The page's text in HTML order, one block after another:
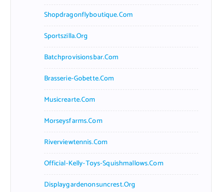
Shopdragonflyboutique.com
Sportszilla.org
Batchprovisionsbar.com
Brasserie-Gobette.com
Musicrearte.com
Morseysfarms.com
Riverviewtennis.com
Official-Kelly-Toys-Squishmallows.com
Displaygardenonsuncrest.org